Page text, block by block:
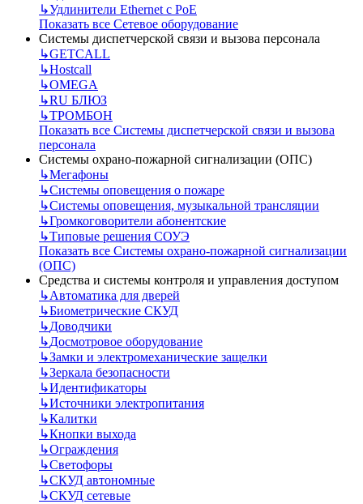
↳Удлинители Ethernet с PoE
Показать все Сетевое оборудование
Системы диспетчерской связи и вызова персонала
↳GETCALL
↳Hostcall
↳OMEGA
↳RU БЛЮЗ
↳ТРОМБОН
Показать все Системы диспетчерской связи и вызова
персонала
Системы охрано-пожарной сигнализации (ОПС)
↳Мегафоны
↳Системы оповещения о пожаре
↳Системы оповещения, музыкальной трансляции
↳Громкоговорители абонентские
↳Типовые решения СОУЭ
Показать все Системы охрано-пожарной сигнализации
(ОПС)
Средства и системы контроля и управления доступом
↳Автоматика для дверей
↳Биометрические СКУД
↳Доводчики
↳Досмотровое оборудование
↳Замки и электромеханические защелки
↳Зеркала безопасности
↳Идентификаторы
↳Источники электропитания
↳Калитки
↳Кнопки выхода
↳Ограждения
↳Светофоры
↳СКУД автономные
↳СКУД сетевые